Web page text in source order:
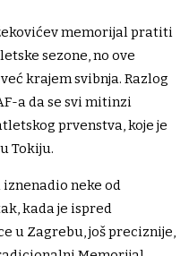
memorijal pratiti
sezone, no ove
krajem svibnja. Razlog
a da se svi mitinzi
prvenstva, koje je
Tokiju.
iznenadio neke od
kada je ispred
u Zagrebu, još preciznije,